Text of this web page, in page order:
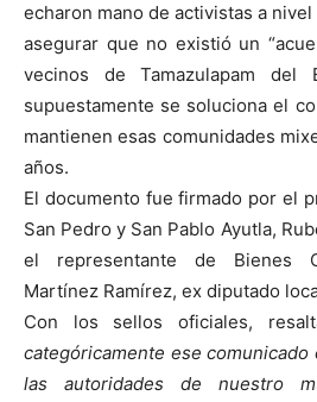
echaron mano de activistas a
asegurar que no existió un
vecinos de Tamazulapam del
supuestamente se soluciona el
mantienen esas comunidades
años.
El documento fue firmado por el
San Pedro y San Pablo Ayutla,
el representante de Bienes
Martínez Ramírez, ex diputado
Con los sellos oficiales,
categóricamente ese comunicado
las autoridades de nuestro